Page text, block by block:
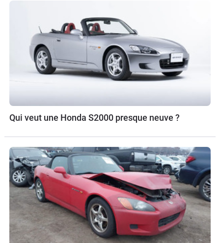
Qui veut une Honda S2000 presque neuve ?